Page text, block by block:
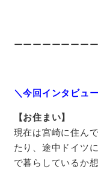
ーーーーーーーー
＼今回インタビュ
【お住まい】
現在は宮崎に住ん
たり、途中ドイツ
で暮らしているか